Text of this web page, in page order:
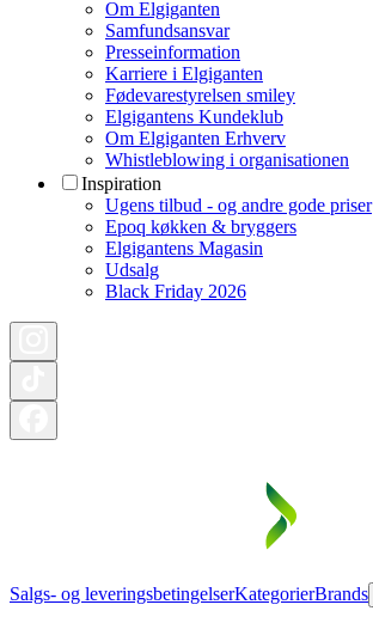
Om Elgiganten
Samfundsansvar
Presseinformation
Karriere i Elgiganten
Fødevarestyrelsen smiley
Elgigantens Kundeklub
Om Elgiganten Erhverv
Whistleblowing i organisationen
Inspiration
Ugens tilbud - og andre gode priser
Epoq køkken & bryggers
Elgigantens Magasin
Udsalg
Black Friday 2026
Salgs- og leveringsbetingelserKategorierBrands